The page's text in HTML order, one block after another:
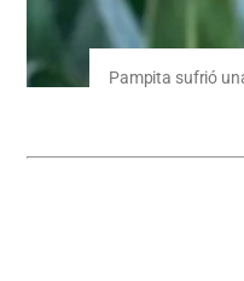
Pampita sufrió